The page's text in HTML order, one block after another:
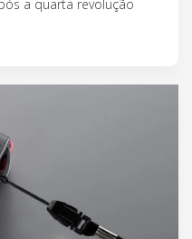
a quarta revolução